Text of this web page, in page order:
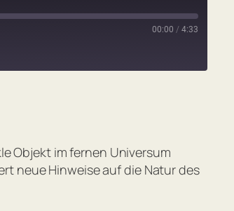
00:00 / 4:33
Objekt im fernen Universum
neue Hinweise auf die Natur des